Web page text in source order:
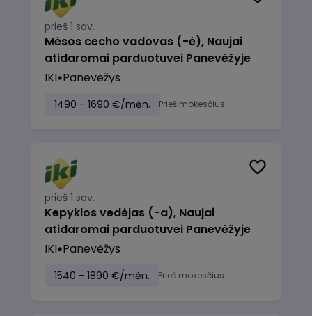
prieš 1 sav.
Mėsos cecho vadovas (-ė), Naujai
atidaromai parduotuvei Panevėžyje
IKI Panevėžys
1490 - 1690 €/mėn. Prieš mokesčius
prieš 1 sav.
Kepyklos vedėjas (-a), Naujai
atidaromai parduotuvei Panevėžyje
IKI Panevėžys
1540 - 1890 €/mėn. Prieš mokesčius